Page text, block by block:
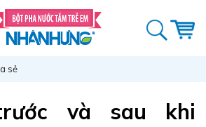
sẻ
và sau khi